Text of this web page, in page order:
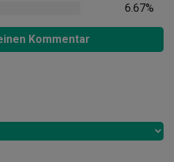
6.67%
Kommentar